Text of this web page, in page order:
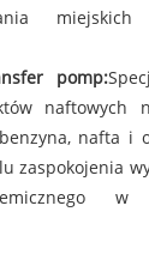
pomp:
naftowych
nafta i
zaspokojenia
w